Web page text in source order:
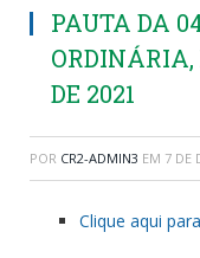
PAUTA DA
ORDINÁRIA,
DE 2021
POR CR2-ADMIN3 EM 7 DE
Clique aqui